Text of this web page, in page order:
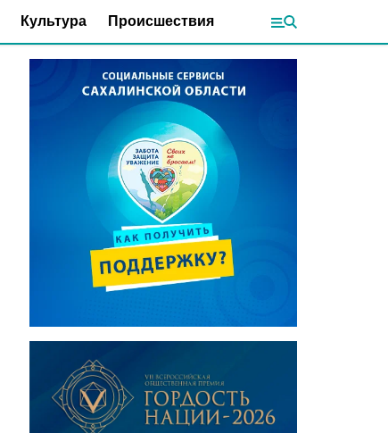
Культура Происшествия